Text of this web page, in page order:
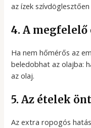
az ízek
4. A
Ha nem hőmérős az
beledobhat az olajba:
az olaj.
5. Az ételek
Az extra ropogós